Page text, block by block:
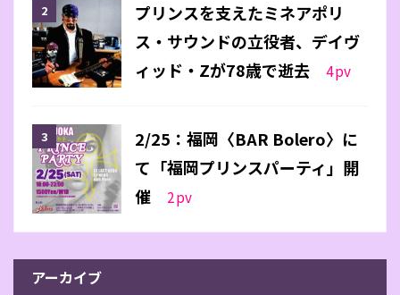
プリンスを支えたミネアポリ
ス・サウンドの立役者、デイヴ
ィッド・Zが78歳で逝去
4pv
2/25：福岡〈BAR Bolero〉に
て「福岡プリンスパーティ」開
催
2pv
アーカイブ